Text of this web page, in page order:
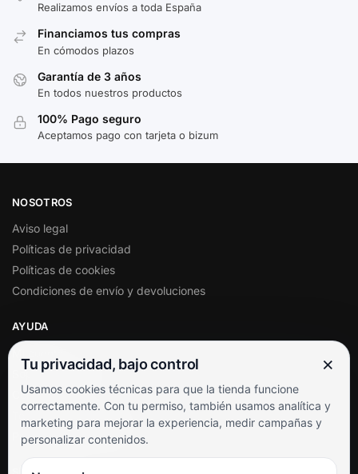
Realizamos envíos a toda España
Financiamos tus compras
En cómodos plazos
Garantía de 3 años
En todos nuestros productos
100% Pago seguro
Aceptamos pago con tarjeta o bizum
NOSOTROS
Aviso legal
Políticas de privacidad
Políticas de cookies
Condiciones de envío y devoluciones
AYUDA
Soporte al cliente
Contacto
Términos y condiciones
Preguntas frecuentes
SÍGUENOS
Tu privacidad, bajo control ×
Usamos cookies técnicas para que la tienda funcione
correctamente. Con tu permiso, también usamos analítica y
marketing para mejorar la experiencia, medir campañas y
personalizar contenidos.